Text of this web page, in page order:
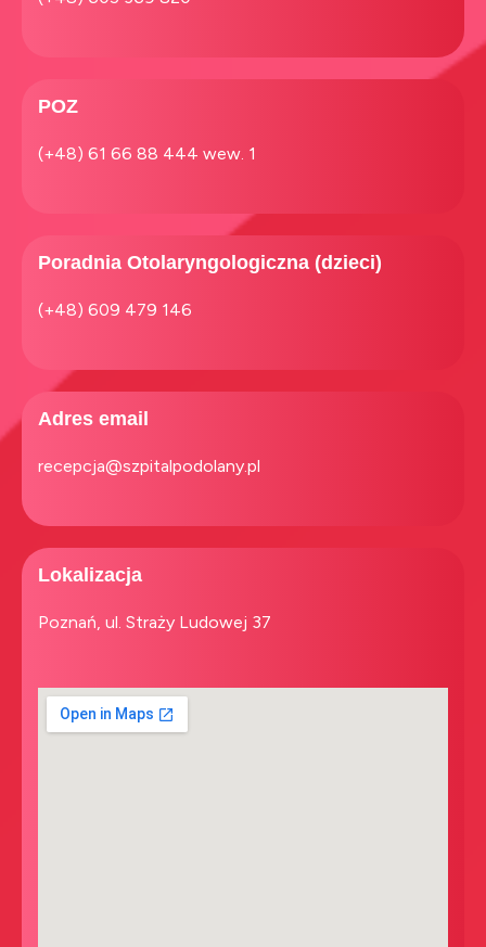
POZ
(+48) 61 66 88 444 wew. 1
Poradnia Otolaryngologiczna (dzieci)
(+48) 609 479 146
Adres email
recepcja@szpitalpodolany.pl
Lokalizacja
Poznań, ul. Straży Ludowej 37